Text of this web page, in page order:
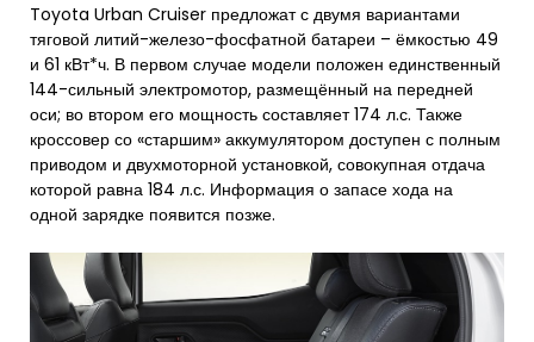
Toyota Urban Cruiser предложат с двумя вариантами
тяговой литий-железо-фосфатной батареи – ёмкостью 49
и 61 кВт*ч. В первом случае модели положен единственный
144-сильный электромотор, размещённый на передней
оси; во втором его мощность составляет 174 л.с. Также
кроссовер со «старшим» аккумулятором доступен с полным
приводом и двухмоторной установкой, совокупная отдача
которой равна 184 л.с. Информация о запасе хода на
одной зарядке появится позже.